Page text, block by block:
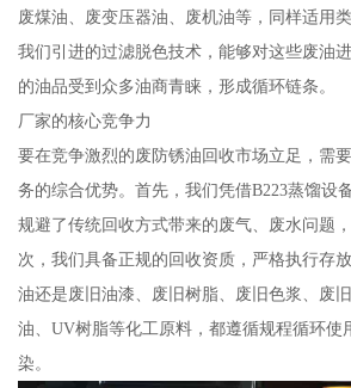
废煤油、废变压器油、废机油等，同样适用
我们引进的过滤脱色技术，能够对这些废油
的油品受到众多油商青睐，形成循环链条。
厂家的核心竞争力
要在竞争激烈的废防锈油回收市场立足，需
务的综合优势。首先，我们凭借B223蒸馏设
规避了传统回收方式带来的废气、废水问题
次，我们具备正规的回收资质，严格执行存
油还是废旧油漆、废旧树脂、废旧色浆、废
油、UV树脂等化工原料，都遵循规程循环使
染。